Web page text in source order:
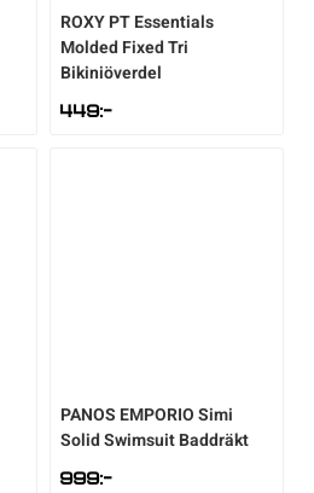
ROXYPT Essentials
Molded Fixed Tri
Bikiniöverdel
449:-
PANOS EMPORIOSimi
Solid Swimsuit Baddräkt
999:-